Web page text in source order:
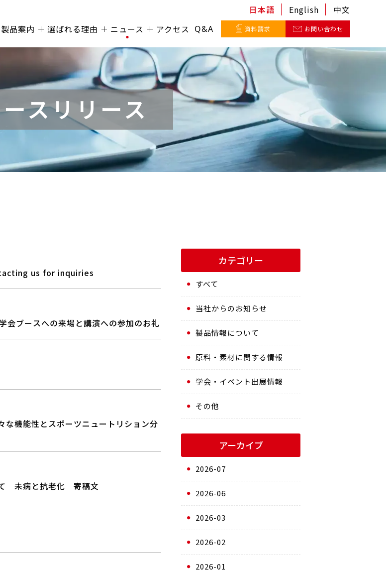
日本語 English
中文
製品案内 選ばれる理由 ニュース アクセス Q&A 資料請求 お問い合わせ
スリリース
us for inquiries
ブースへの来場と講演への参加のお礼
な機能性とスポーツニュートリション分
て 未病と抗老化 寄稿文
カテゴリー
すべて
当社からのお知らせ
製品情報について
原料・素材に関する情報
学会・イベント出展情報
その他
アーカイブ
2026-07
2026-06
2026-03
2026-02
2026-01